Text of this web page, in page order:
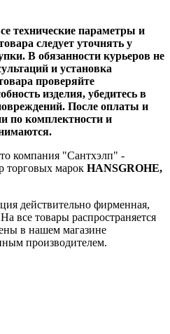
технические параметры и
следует уточнять у
В обязанности курьеров не
и установка
проверяйте
изделия, убедитесь в
После оплаты и
по комплектности и
компания "Сантхэлп" -
торговых марок HANSGROHE,
действительно фирменная,
все товары распространяется
в нашем магазине
производителем.